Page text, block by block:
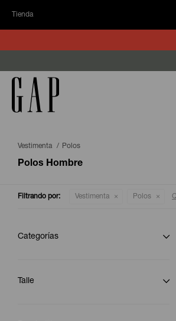
Tienda
Vestimenta Polos
Polos Hombre
Filtrando por: Vestimenta Polos
Categorías
Talle